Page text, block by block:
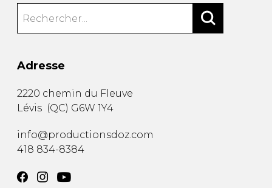
Adresse
2220 chemin du Fleuve
Lévis (QC) G6W 1Y4
info@productionsdoz.com
418 834-8384